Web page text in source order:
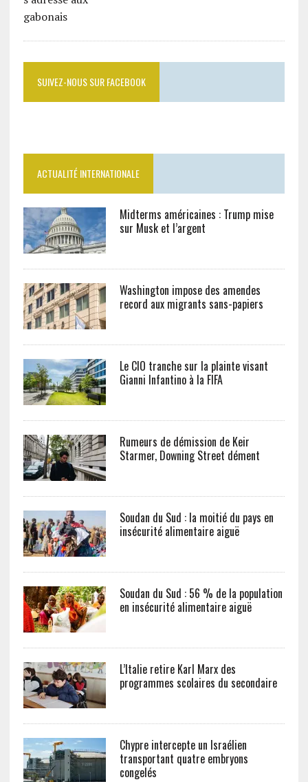
SUIVEZ-NOUS SUR FACEBOOK
ACTUALITÉ INTERNATIONALE
Midterms américaines : Trump mise
sur Musk et l’argent
Washington impose des amendes
record aux migrants sans-papiers
Le CIO tranche sur la plainte visant
Gianni Infantino à la FIFA
Rumeurs de démission de Keir
Starmer, Downing Street dément
Soudan du Sud : la moitié du pays en
insécurité alimentaire aiguë
Soudan du Sud : 56 % de la population
en insécurité alimentaire aiguë
L’Italie retire Karl Marx des
programmes scolaires du secondaire
Chypre intercepte un Israélien
transportant quatre embryons
congelés